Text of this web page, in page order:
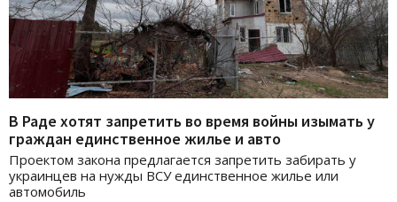
В Раде хотят запретить во время войны изымать у
граждан единственное жилье и авто
Проектом закона предлагается запретить забирать у
украинцев на нужды ВСУ единственное жилье или
автомобиль